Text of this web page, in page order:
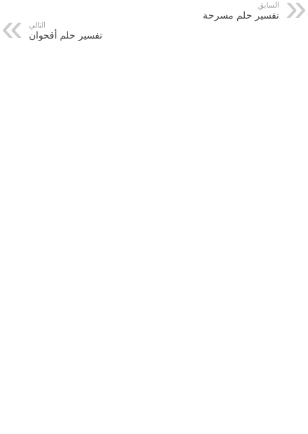
السابق
تفسير حلم مسرحة
التالي
تفسير حلم أقحوان